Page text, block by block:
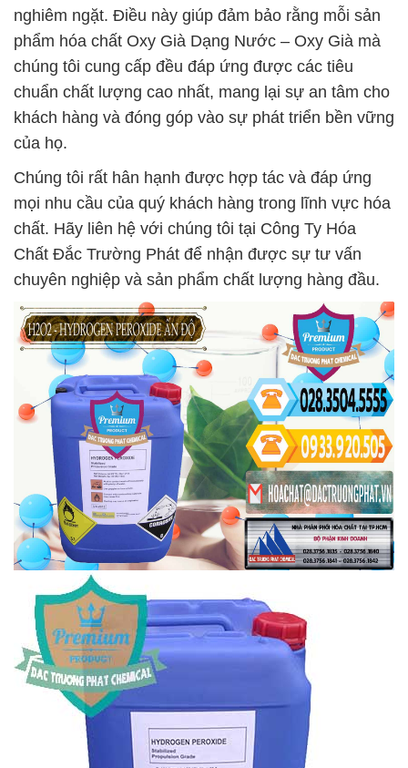
nghiêm ngặt. Điều này giúp đảm bảo rằng mỗi sản
phẩm hóa chất Oxy Già Dạng Nước – Oxy Già mà
chúng tôi cung cấp đều đáp ứng được các tiêu
chuẩn chất lượng cao nhất, mang lại sự an tâm cho
khách hàng và đóng góp vào sự phát triển bền vững
của họ.
Chúng tôi rất hân hạnh được hợp tác và đáp ứng
mọi nhu cầu của quý khách hàng trong lĩnh vực hóa
chất. Hãy liên hệ với chúng tôi tại Công Ty Hóa
Chất Đắc Trường Phát để nhận được sự tư vấn
chuyên nghiệp và sản phẩm chất lượng hàng đầu.